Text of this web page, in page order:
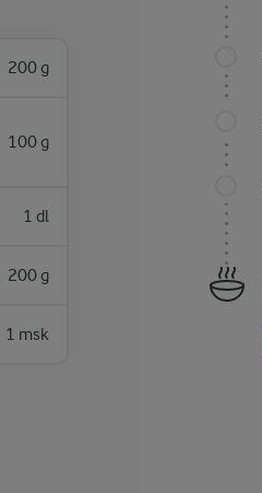
200 g
100 g
1 dl
200 g
1 msk